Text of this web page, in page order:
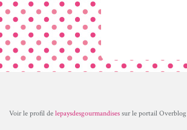
Voir le profil de lepaysdesgourmandises sur le portail Overblog